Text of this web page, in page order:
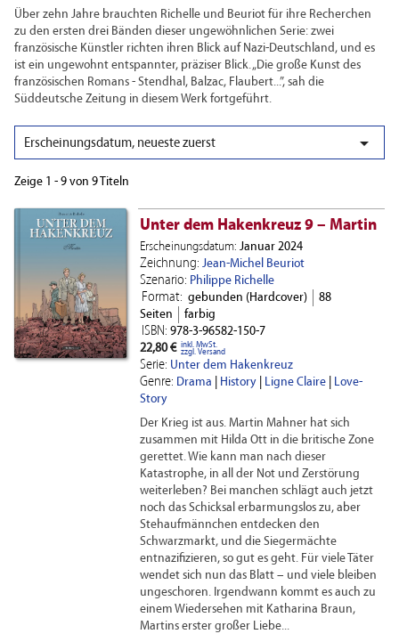
Über zehn Jahre brauchten Richelle und Beuriot für ihre Recherchen
zu den ersten drei Bänden dieser ungewöhnlichen Serie: zwei
französische Künstler richten ihren Blick auf Nazi-Deutschland, und es
ist ein ungewohnt entspannter, präziser Blick. „Die große Kunst des
französischen Romans - Stendhal, Balzac, Flaubert...”, sah die
Süddeutsche Zeitung in diesem Werk fortgeführt.
Erscheinungsdatum, neueste zuerst 
Zeige 1 - 9 von 9 Titeln
Unter dem Hakenkreuz 9 – Martin
Erscheinungsdatum: Januar 2024
Zeichnung: Jean-Michel Beuriot
Szenario: Philippe Richelle
Format: gebunden (Hardcover)
88
Seiten
farbig
ISBN: 978-3-96582-150-7
22,80 € inkl. MwSt.
zzgl. Versand
Serie: Unter dem Hakenkreuz
Genre: Drama History| Ligne Claire| Love-
Story
Der Krieg ist aus. Martin Mahner hat sich
zusammen mit Hilda Ott in die britische Zone
gerettet. Wie kann man nach dieser
Katastrophe, in all der Not und Zerstörung
weiterleben? Bei manchen schlägt auch jetzt
noch das Schicksal erbarmungslos zu, aber
Stehaufmännchen entdecken den
Schwarzmarkt, und die Siegermächte
entnazifizieren, so gut es geht. Für viele Täter
wendet sich nun das Blatt – und viele bleiben
ungeschoren. Irgendwann kommt es auch zu
einem Wiedersehen mit Katharina Braun,
Martins erster großer Liebe...